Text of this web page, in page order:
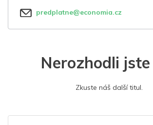
predplatne@economia.cz
Nerozhodli jste
Zkuste náš další titul.